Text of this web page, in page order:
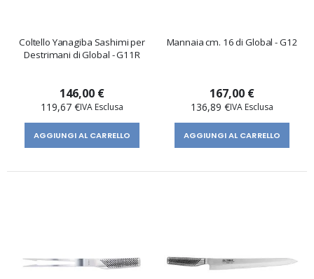
Coltello Yanagiba Sashimi per
Destrimani di Global - G11R
146,00 €
119,67 €
AGGIUNGI AL CARRELLO
Mannaia cm. 16 di Global - G12
167,00 €
136,89 €
AGGIUNGI AL CARRELLO